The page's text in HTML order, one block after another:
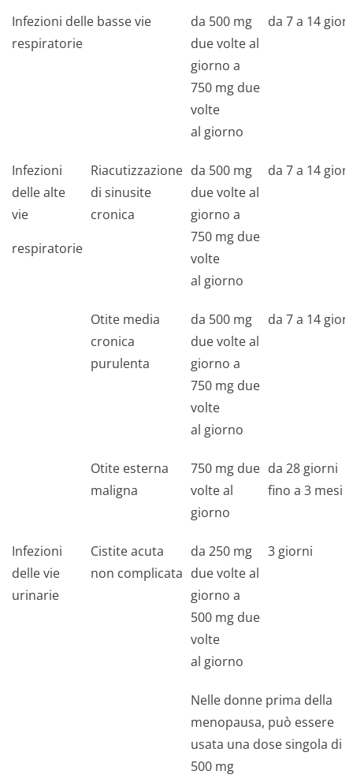
Infezioni delle basse vie
respiratorie
da 500 mg
due volte al
giorno a
750 mg due
volte
al giorno
da 7 a 14
Infezioni
delle alte
vie
respiratorie
Riacutizzazione
di sinusite
cronica
da 500 mg
due volte al
giorno a
750 mg due
volte
al giorno
da 7 a 14
Otite media
cronica
purulenta
da 500 mg
due volte al
giorno a
750 mg due
volte
al giorno
da 7 a 14
Otite esterna
maligna
750 mg due
volte al
giorno
da 28 giorni
fino a 3 mesi
Infezioni
delle vie
urinarie
Cistite acuta
non complicata
da 250 mg
due volte al
giorno a
500 mg due
volte
al giorno
3 giorni
Nelle donne prima della
menopausa, può essere
usata una dose singola di
500 mg